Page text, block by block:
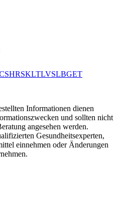
HRSKLTLVSLBGET
Informationen dienen
und sollten nicht
angesehen werden.
Gesundheitsexperten,
einnehmen oder Änderungen